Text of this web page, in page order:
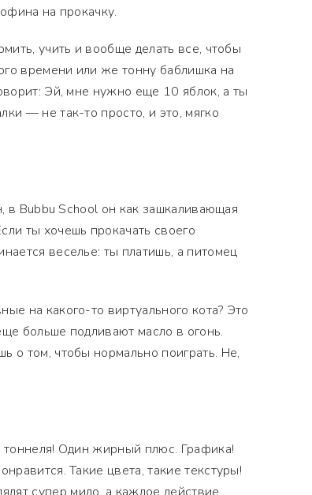
на прокачку.
учить и вообще делать все, чтобы
времени или же тонну баблишка на
Эй, мне нужно еще 10 яблок, а ты
— не так-то просто, и это, мягко
в Bubbu School он как зашкаливающая
ты хочешь прокачать своего
веселье: ты платишь, а питомец
на какого-то виртуального кота? Это
больше подливают масло в огонь.
о том, чтобы нормально поиграть. Не,
Один жирный плюс. Графика!
Такие цвета, такие текстуры!